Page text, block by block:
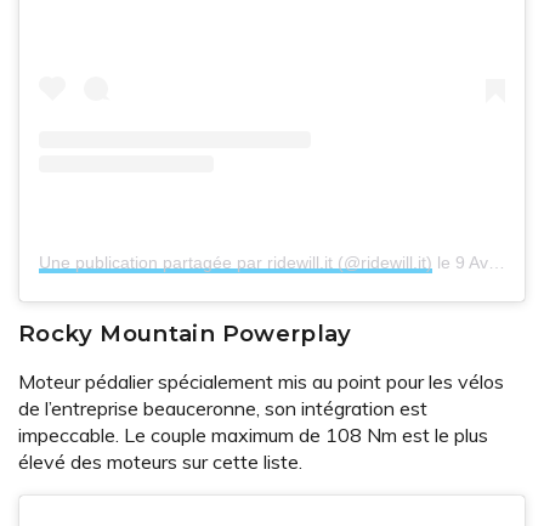
Une publication partagée par ridewill.it (@ridewill.it) le 9 Avril 2020 à 10 :32 PDT
Rocky Mountain Powerplay
Moteur pédalier spécialement mis au point pour les vélos
de l’entreprise beauceronne, son intégration est
impeccable. Le couple maximum de 108 Nm est le plus
élevé des moteurs sur cette liste.